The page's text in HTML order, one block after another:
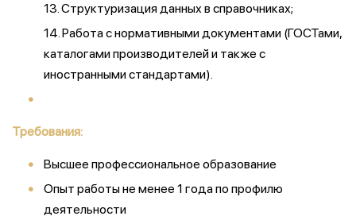
13. Структуризация данных в справочниках;
14. Работа с нормативными документами (ГОСТами,
каталогами производителей и также с
иностранными стандартами).
Требования:
Высшее профессиональное образование
Опыт работы не менее 1 года по профилю
деятельности